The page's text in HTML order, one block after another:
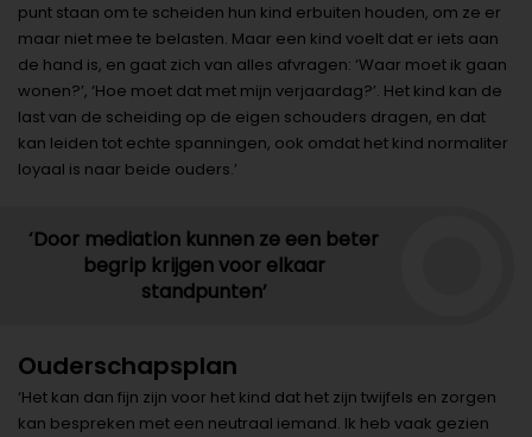
punt staan om te scheiden hun kind erbuiten houden, om ze er
maar niet mee te belasten. Maar een kind voelt dat er iets aan
de hand is, en gaat zich van alles afvragen: ‘Waar moet ik gaan
wonen?’, ‘Hoe moet dat met mijn verjaardag?’. Het kind kan de
last van de scheiding op de eigen schouders dragen, en dat
kan leiden tot echte spanningen, ook omdat het kind normaliter
loyaal is naar beide ouders.’
‘Door mediation kunnen ze een beter
begrip krijgen voor elkaar
standpunten’
Ouderschapsplan
‘Het kan dan fijn zijn voor het kind dat het zijn twijfels en zorgen
kan bespreken met een neutraal iemand. Ik heb vaak gezien